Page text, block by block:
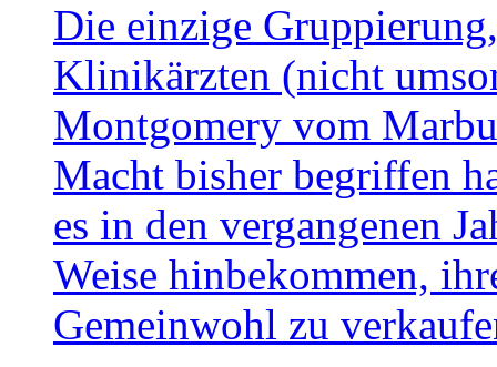
Die einzige
Klinikärzten (nicht
Montgomery vom
Macht bisher begriffen
es in den vergangenen
Weise hinbekommen,
Gemeinwohl zu